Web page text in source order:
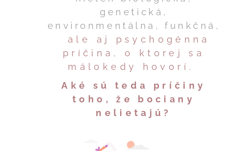
genetická,
environmentálna,
funkčná,
ale aj psychogénna
príčina, o ktorej sa
málokedy hovorí.
Aké sú teda príčiny
toho, že bociany
nelietajú?